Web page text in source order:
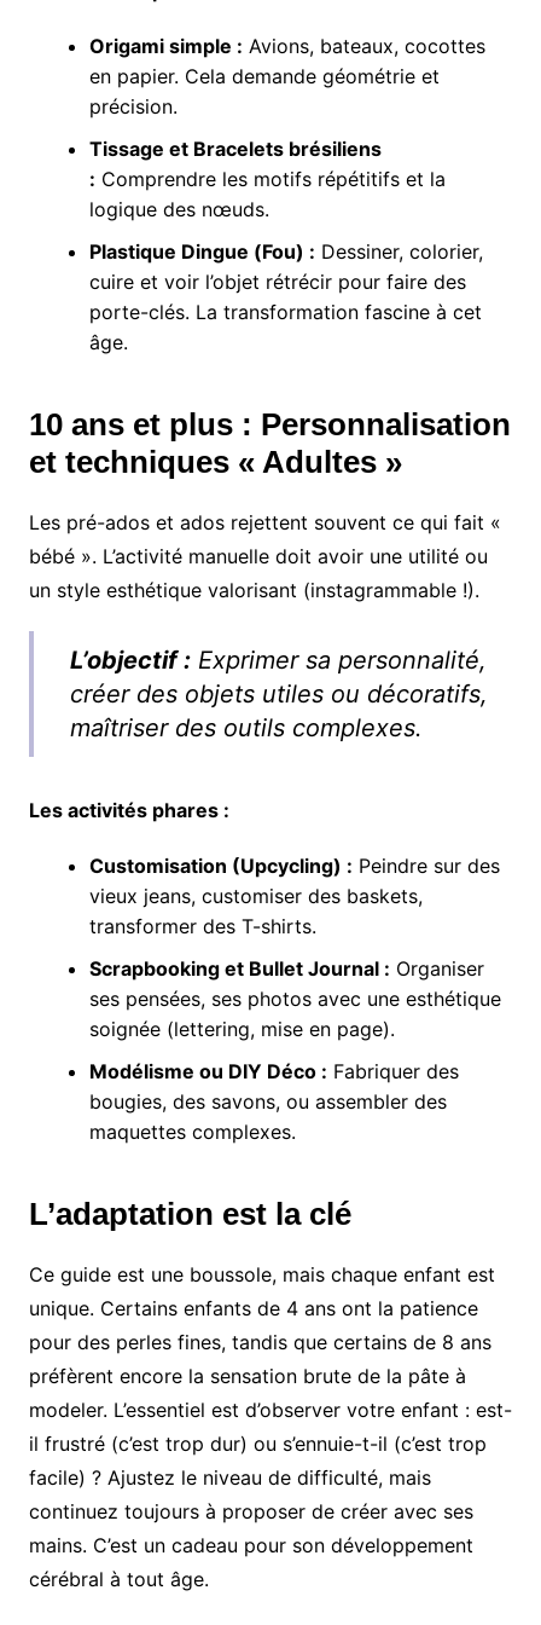
Origami simple : Avions, bateaux, cocottes
en papier. Cela demande géométrie et
précision.
Tissage et Bracelets brésiliens
: Comprendre les motifs répétitifs et la
logique des nœuds.
Plastique Dingue (Fou) : Dessiner, colorier,
cuire et voir l’objet rétrécir pour faire des
porte-clés. La transformation fascine à cet
âge.
10 ans et plus : Personnalisation
et techniques « Adultes »
Les pré-ados et ados rejettent souvent ce qui fait «
bébé ». L’activité manuelle doit avoir une utilité ou
un style esthétique valorisant (instagrammable !).
L’objectif :Exprimer sa personnalité,
créer des objets utiles ou décoratifs,
maîtriser des outils complexes.
Les activités phares :
Customisation (Upcycling) : Peindre sur des
vieux jeans, customiser des baskets,
transformer des T-shirts.
Scrapbooking et Bullet Journal : Organiser
ses pensées, ses photos avec une esthétique
soignée (lettering, mise en page).
Modélisme ou DIY Déco : Fabriquer des
bougies, des savons, ou assembler des
maquettes complexes.
L’adaptation est la clé
Ce guide est une boussole, mais chaque enfant est
unique. Certains enfants de 4 ans ont la patience
pour des perles fines, tandis que certains de 8 ans
préfèrent encore la sensation brute de la pâte à
modeler. L’essentiel est d’observer votre enfant : est-
il frustré (c’est trop dur) ou s’ennuie-t-il (c’est trop
facile) ? Ajustez le niveau de difficulté, mais
continuez toujours à proposer de créer avec ses
mains. C’est un cadeau pour son développement
cérébral à tout âge.